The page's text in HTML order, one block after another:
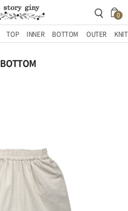
0
TOP INNER BOTTOM OUTER KNIT
BOTTOM